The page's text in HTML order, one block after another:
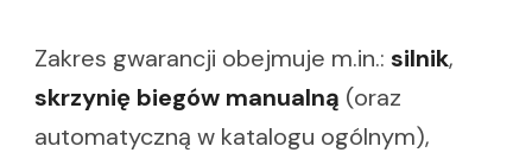
Zakres gwarancji obejmuje m.in.: silnik,
skrzynię biegów manualną (oraz
automatyczną w katalogu ogólnym),